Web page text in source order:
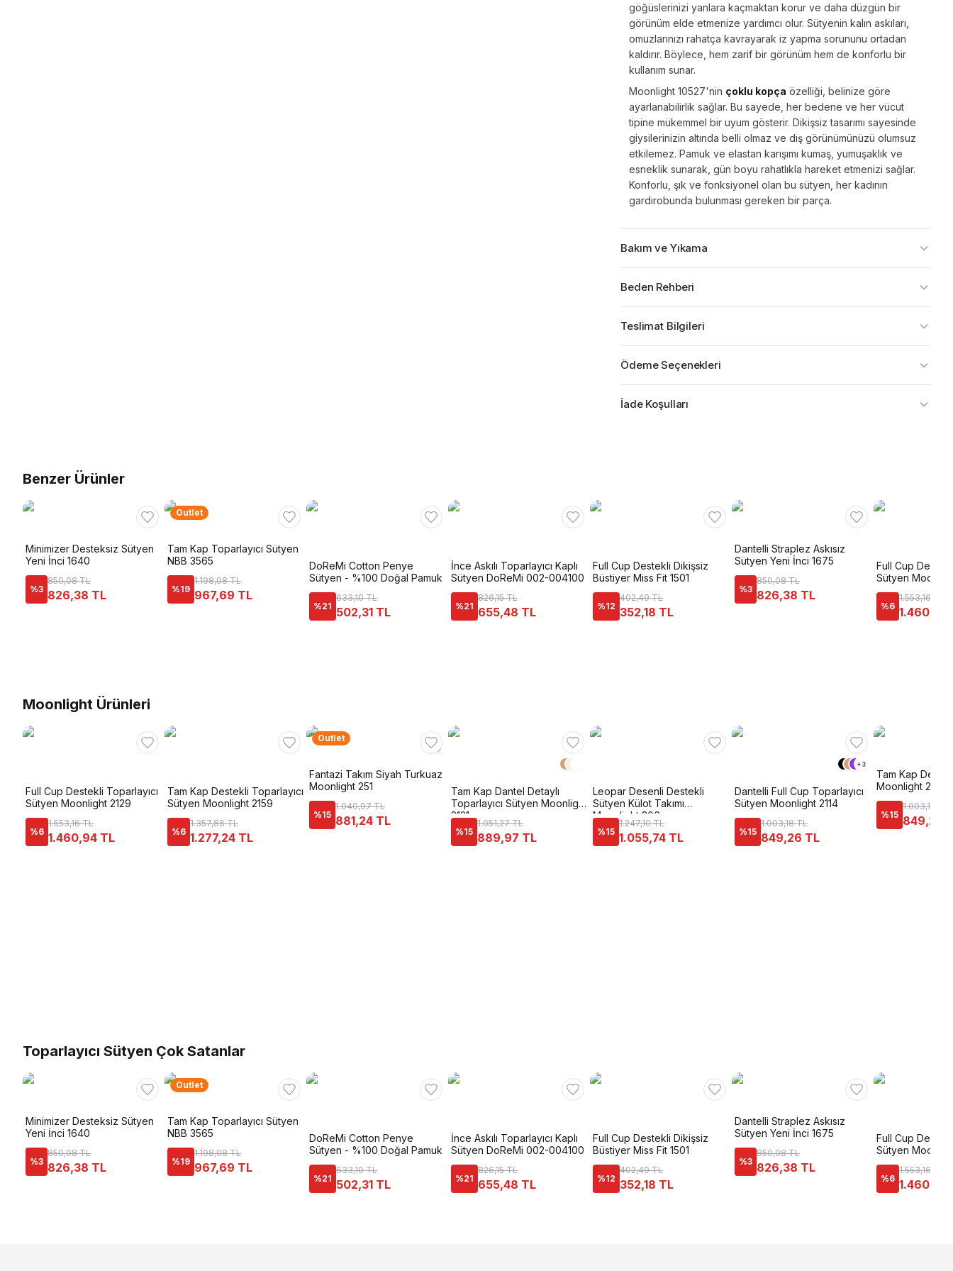
göğüslerinizi yanlara kaçmaktan korur ve daha düzgün bir
görünüm elde etmenize yardımcı olur. Sütyenin kalın askıları,
omuzlarınızı rahatça kavrayarak iz yapma sorununu ortadan
kaldırır. Böylece, hem zarif bir görünüm hem de konforlu bir
kullanım sunar.
Moonlight 10527'nin çoklu kopça özelliği, belinize göre
ayarlanabilirlik sağlar. Bu sayede, her bedene ve her vücut
tipine mükemmel bir uyum gösterir. Dikişsiz tasarımı sayesinde
giysilerinizin altında belli olmaz ve dış görünümünüzü olumsuz
etkilemez. Pamuk ve elastan karışımı kumaş, yumuşaklık ve
esneklik sunarak, gün boyu rahatlıkla hareket etmenizi sağlar.
Konforlu, şık ve fonksiyonel olan bu sütyen, her kadının
gardırobunda bulunması gereken bir parça.
Bakım ve Yıkama
Beden Rehberi
Teslimat Bilgileri
Ödeme Seçenekleri
İade Koşulları
Benzer Ürünler
Minimizer Desteksiz Sütyen
Yeni İnci 1640
%3
850,08 TL
826,38 TL
Outlet
Tam Kap Toparlayıcı Sütyen
NBB 3565
%19
1.198,08 TL
967,69 TL
DoReMi Cotton Penye
Sütyen - %100 Doğal Pamuk
%21
633,10 TL
502,31 TL
İnce Askılı Toparlayıcı Kaplı
Sütyen DoReMi 002-004100
%21
826,15 TL
655,48 TL
Full Cup Destekli Dikişsiz
Büstiyer Miss Fit 1501
%12
402,49 TL
352,18 TL
Dantelli Straplez Askısız
Sütyen Yeni İnci 1675
%3
850,08 TL
826,38 TL
Full Cup
Sütyen
%6
1.553,16 TL
1.460,94
Moonlight Ürünleri
Full Cup Destekli Toparlayıcı
Sütyen Moonlight 2129
%6
1.553,16 TL
1.460,94 TL
Tam Kap Destekli Toparlayıcı
Sütyen Moonlight 2159
%6
1.357,86 TL
1.277,24 TL
Outlet
Fantazi Takım Siyah Turkuaz
Moonlight 251
%15
1.040,97 TL
881,24 TL
Tam Kap Dantel Detaylı
Toparlayıcı Sütyen Moonlight
2131
%15
1.051,27 TL
889,97 TL
Leopar Desenli Destekli
Sütyen Külot Takımı
Moonlight 306
%15
1.247,10 TL
1.055,74 TL
+3
Dantelli Full Cup Toparlayıcı
Sütyen Moonlight 2114
%15
1.003,18 TL
849,26 TL
Tam Kap
Moonlight 2119
%15
1.003,18 TL
849,26
Toparlayıcı Sütyen Çok Satanlar
Minimizer Desteksiz Sütyen
Yeni İnci 1640
%3
850,08 TL
826,38 TL
Outlet
Tam Kap Toparlayıcı Sütyen
NBB 3565
%19
1.198,08 TL
967,69 TL
DoReMi Cotton Penye
Sütyen - %100 Doğal Pamuk
%21
633,10 TL
502,31 TL
İnce Askılı Toparlayıcı Kaplı
Sütyen DoReMi 002-004100
%21
826,15 TL
655,48 TL
Full Cup Destekli Dikişsiz
Büstiyer Miss Fit 1501
%12
402,49 TL
352,18 TL
Dantelli Straplez Askısız
Sütyen Yeni İnci 1675
%3
850,08 TL
826,38 TL
Full Cup
Sütyen
%6
1.553,16 TL
1.460,94